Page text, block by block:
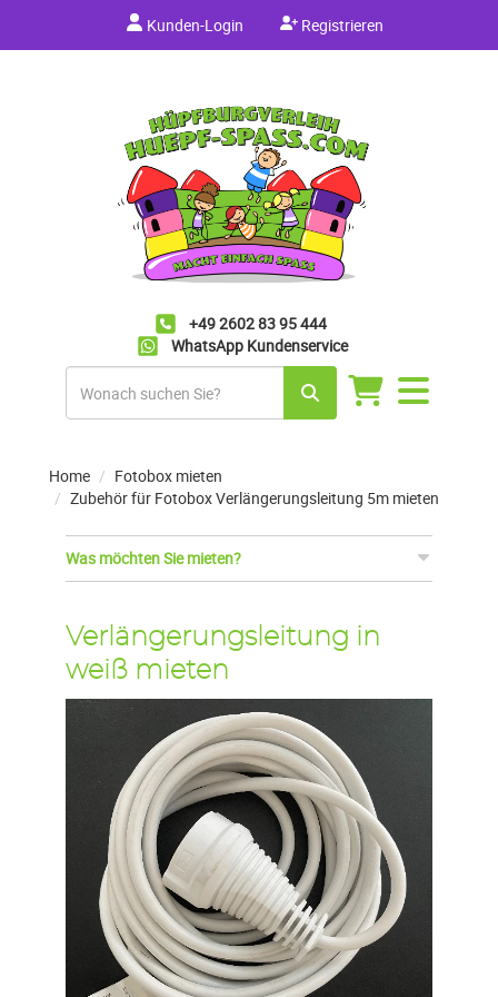
Kunden-Login Registrieren
+49 2602 83 95 444
WhatsApp Kundenservice
Navigation
umschalten
Home
Fotobox mieten
Zubehör für Fotobox Verlängerungsleitung 5m mieten
Was möchten Sie mieten?
Verlängerungsleitung in
weiß mieten